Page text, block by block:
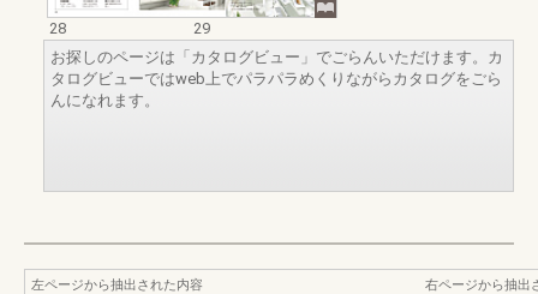
28
29
お探しのページは「カタログビュー」でごらんいただけます。カ
タログビューではweb上でパラパラめくりながらカタログをごら
んになれます。
左ページから抽出された内容
右ページから抽出